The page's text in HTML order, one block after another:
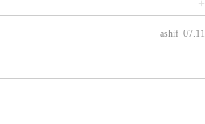
+
ashif 07.11